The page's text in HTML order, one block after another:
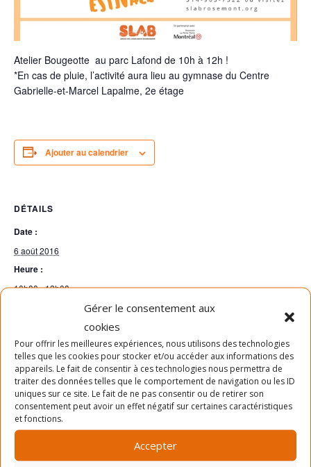
Gérer le consentement aux
cookies
Pour offrir les meilleures expériences, nous utilisons des technologies
telles que les cookies pour stocker et/ou accéder aux informations des
appareils. Le fait de consentir à ces technologies nous permettra de
traiter des données telles que le comportement de navigation ou les ID
uniques sur ce site. Le fait de ne pas consentir ou de retirer son
consentement peut avoir un effet négatif sur certaines caractéristiques
et fonctions.
Accepter
Atelier Bougeotte au parc Lafond de 10h à 12h !
*En cas de pluie, l’activité aura lieu au gymnase du Centre
Gabrielle-et-Marcel Lapalme, 2e étage
Ajouter au calendrier
DÉTAILS
Date :
6 août 2016
Heure :
10h00 - 12h00
marketing et activer ce contenu